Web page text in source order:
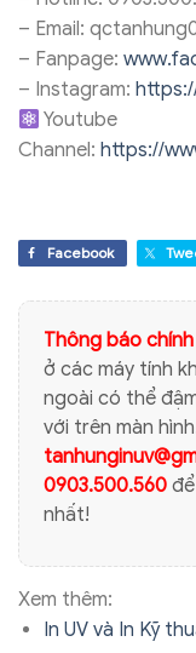
– Email:
– Fanpage:
– Instagram:
Youtube
Channel: https://
Facebook
Thông báo
ở các máy tính
ngoài có thể
với trên màn
0903.500.560
nhất!
Xem thêm:
In UV và In Kỹ